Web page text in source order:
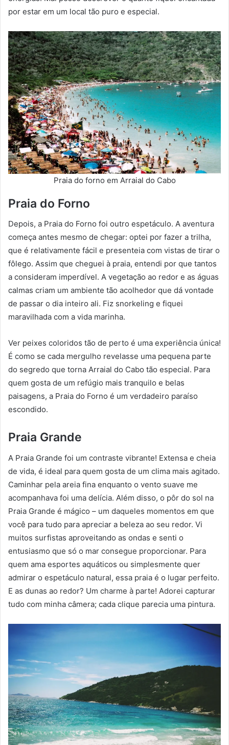
por estar em um local tão puro e especial.
Praia do forno em Arraial do Cabo
Praia do Forno
Depois, a Praia do Forno foi outro espetáculo. A aventura
começa antes mesmo de chegar: optei por fazer a trilha,
que é relativamente fácil e presenteia com vistas de tirar o
fôlego. Assim que cheguei à praia, entendi por que tantos
a consideram imperdível. A vegetação ao redor e as águas
calmas criam um ambiente tão acolhedor que dá vontade
de passar o dia inteiro ali. Fiz snorkeling e fiquei
maravilhada com a vida marinha.
Ver peixes coloridos tão de perto é uma experiência única!
É como se cada mergulho revelasse uma pequena parte
do segredo que torna Arraial do Cabo tão especial. Para
quem gosta de um refúgio mais tranquilo e belas
paisagens, a Praia do Forno é um verdadeiro paraíso
escondido.
Praia Grande
A Praia Grande foi um contraste vibrante! Extensa e cheia
de vida, é ideal para quem gosta de um clima mais agitado.
Caminhar pela areia fina enquanto o vento suave me
acompanhava foi uma delícia. Além disso, o pôr do sol na
Praia Grande é mágico – um daqueles momentos em que
você para tudo para apreciar a beleza ao seu redor. Vi
muitos surfistas aproveitando as ondas e senti o
entusiasmo que só o mar consegue proporcionar. Para
quem ama esportes aquáticos ou simplesmente quer
admirar o espetáculo natural, essa praia é o lugar perfeito.
E as dunas ao redor? Um charme à parte! Adorei capturar
tudo com minha câmera; cada clique parecia uma pintura.